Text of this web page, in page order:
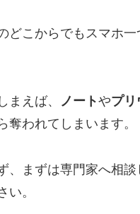
どこからでもスマホ
まえば、 ノートやプリ
奪われてしまいます。
、まずは専門家へ相
い。